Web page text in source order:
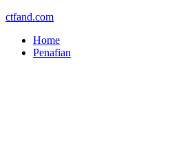
ctfand.com
Home
Penafian